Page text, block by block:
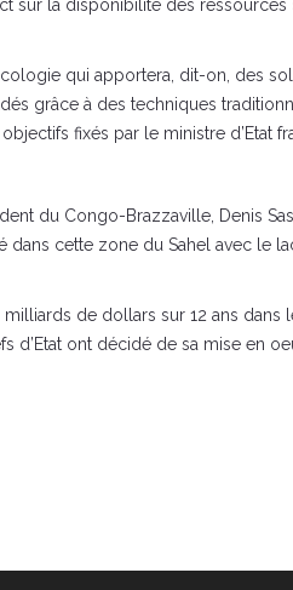
sur la disponibilité des
qui apportera, dit-on, des
grâce à des techniques
fixés par le ministre d’Etat
du Congo-Brazzaville, Denis
cette zone du Sahel avec le
de dollars sur 12 ans
ont décidé de sa mise en